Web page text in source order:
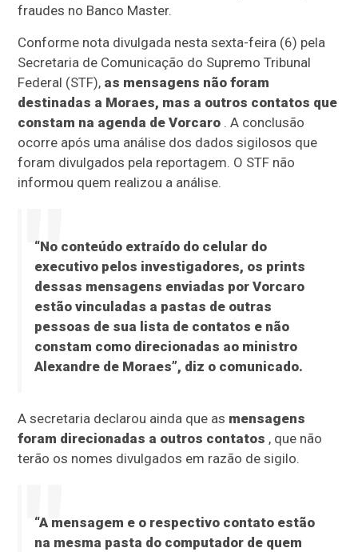
fraudes no Banco Master.
Conforme nota divulgada nesta sexta-feira (6) pela
Secretaria de Comunicação do Supremo Tribunal
Federal (STF), as mensagens não foram
destinadas a Moraes, mas a outros contatos que
constam na agenda de Vorcaro . A conclusão
ocorre após uma análise dos dados sigilosos que
foram divulgados pela reportagem. O STF não
informou quem realizou a análise.
“No conteúdo extraído do celular do
executivo pelos investigadores, os prints
dessas mensagens enviadas por Vorcaro
estão vinculadas a pastas de outras
pessoas de sua lista de contatos e não
constam como direcionadas ao ministro
Alexandre de Moraes”, diz o comunicado.
A secretaria declarou ainda que as mensagens
foram direcionadas a outros contatos , que não
terão os nomes divulgados em razão de sigilo.
“A mensagem e o respectivo contato estão
na mesma pasta do computador de quem